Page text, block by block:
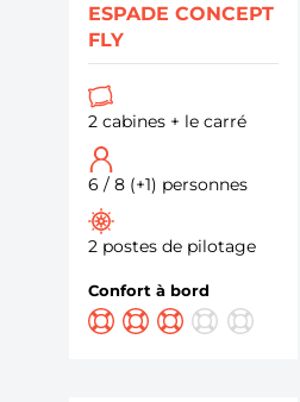
ESPADE CONCEPT
FLY
2 cabines + le carré
6 / 8 (+1) personnes
2 postes de pilotage
Confort à bord